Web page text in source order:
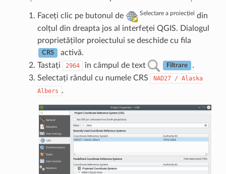
Faceți clic pe butonul de Selectare a proiecției din
colțul din dreapta jos al interfeței QGIS. Dialogul
proprietăților proiectului se deschide cu fila
CRS
activă.
Tastați
2964 în câmpul de text Filtrare
.
Selectați rândul cu numele CRS
NAD27 / Alaska
Albers .